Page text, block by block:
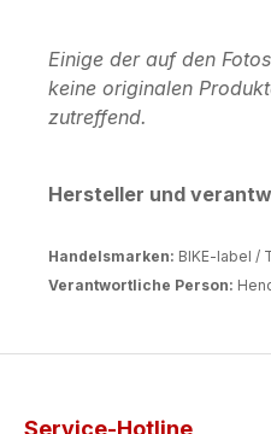
Einige der auf den
keine originalen
zutreffend.
Hersteller und
Handelsmarken: BIKE-label /
Verantwortliche Person:
Service-Hotline